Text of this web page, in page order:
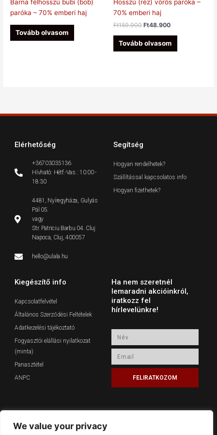
We value your privacy
Barna félhosszú bubi (bob)
paróka – 70% emberi haj
Tovább olvasom
Hosszú (réz) vörös paróka –
70% emberi haj
Ft159.900 Ft48.900
Tovább olvasom
Elérhetőség
+36703035136
Hívható: Hétf.-Vas.: 10:00 -
18:30
4481, Nyíregyháza, Gulyás
Pál 05.
vagy
Str. Patriciu Barbu 04. Cluj
Napoca, Cluj, 400057
hello@ulala.hu
Segítség
Hogyan rendelhetek?
Szállítással kapcsolatos info
Hogyan fizethetek?
Kiegészítő info
Kapcsolatfelvétel
Általános Szerződési Feltételek
Adatkezelési tájékoztató
Fogyasztói elállási nyilatkozat
(minta)
Panasztétel
ANPC
Ha nem szeretnél
lemaradni akcióinkról,
iratkozz fel
hírlevelünkre!
FELIRATKOZOM
Közösségi média